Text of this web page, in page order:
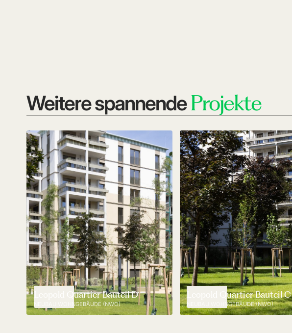
Weitere spannendeProjekte
Leopold Quartier Bauteil D
NEUBAU WOHNGEBÄUDE (NWO)
Leopold Quartier Bauteil C
NEUBAU WOHNGEBÄUDE (NWO)